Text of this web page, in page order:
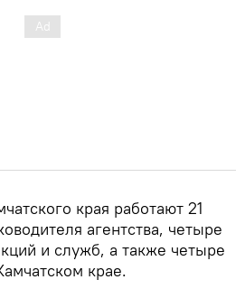
края работают 21
агентства, четыре
и служб, а также четыре
крае.